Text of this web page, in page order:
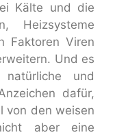
Kälte und die
Heizsysteme
Faktoren Viren
Und es
und
dafür,
von den weisen
aber eine